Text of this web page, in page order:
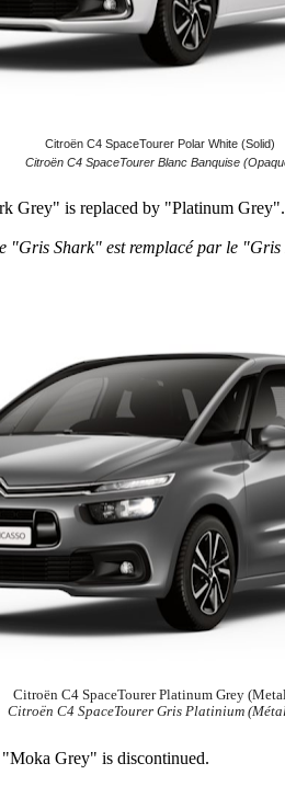
Citroën C4 SpaceTourer Polar White (Solid)
Citroën C4 SpaceTourer Blanc Banquise
Grey" is replaced by "Platinum Grey".
"Gris Shark" est remplacé par le
Citroën C4 SpaceTourer Platinum Grey
Citroën C4 SpaceTourer Gris Platinium
Grey" is discontinued.